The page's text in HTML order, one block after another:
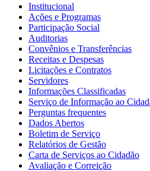
Institucional
Ações e Programas
Participação Social
Auditorias
Convênios e Transferências
Receitas e Despesas
Licitações e Contratos
Servidores
Informações Classificadas
Serviço de Informação ao
Perguntas frequentes
Dados Abertos
Boletim de Serviço
Relatórios de Gestão
Carta de Serviços ao Cidadão
Avaliação e Correição